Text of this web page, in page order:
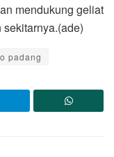
mendukung geliat
padang